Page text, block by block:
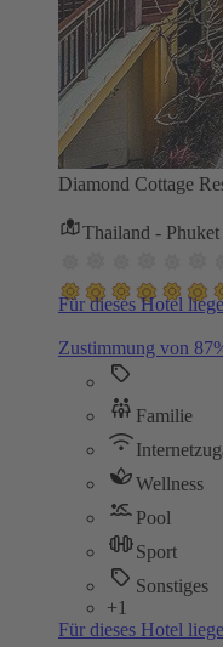
Diamond Cottage
Thailand -
Für dieses Hotel
Zustimmung von
Familie
Wellness
Pool
Sport
Sonstiges
+1
Für dieses Hotel